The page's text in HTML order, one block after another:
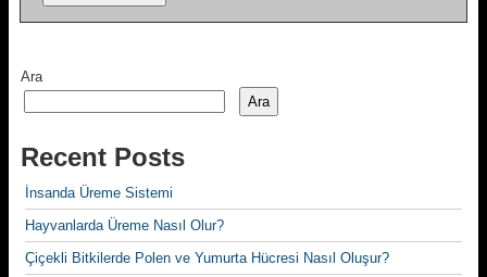
Ara
Ara
Recent Posts
İnsanda Üreme Sistemi
Hayvanlarda Üreme Nasıl Olur?
Çiçekli Bitkilerde Polen ve Yumurta Hücresi Nasıl Oluşur?